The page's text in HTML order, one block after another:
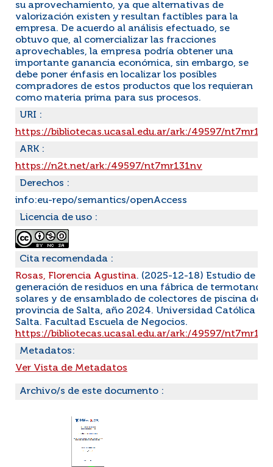
su aprovechamiento, ya que alternativas de
valorización existen y resultan factibles para la
empresa. De acuerdo al análisis efectuado, se
obtuvo que, al comercializar las fracciones
aprovechables, la empresa podría obtener una
importante ganancia económica, sin embargo, se
debe poner énfasis en localizar los posibles
compradores de estos productos que los requieran
como materia prima para sus procesos.
URI :
https://bibliotecas.ucasal.edu.ar/ark:/49597/
ARK :
https://n2t.net/ark:/49597/nt7mr131nv
Derechos :
info:eu-repo/semantics/openAccess
Licencia de uso :
Cita recomendada :
Rosas, Florencia Agustina. (2025-12-18) Estudio de
generación de residuos en una fábrica de
solares y de ensamblado de colectores de piscina de la
provincia de Salta, año 2024. Universidad Católica de
Salta. Facultad Escuela de Negocios.
https://bibliotecas.ucasal.edu.ar/ark:/49597/
Metadatos:
Ver Vista de Metadatos
Archivo/s de este documento :